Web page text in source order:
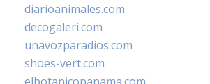
diarioanimales.com
decogaleri.com
unavozparadios.com
shoes-vert.com